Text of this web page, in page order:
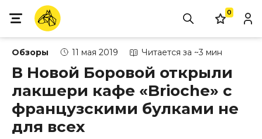
0
Обзоры 11 мая 2019 Читается за ~3 мин
В Новой Боровой открыли
лакшери кафе «Brioche» с
французскими булками не
для всех